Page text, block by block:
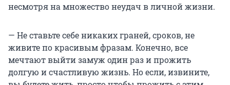
несмотря на множество неудач в личной жизни.
— Не ставьте себе никаких граней, сроков, не
живите по красивым фразам. Конечно, все
мечтают выйти замуж один раз и прожить
долгую и счастливую жизнь. Но если, извините,